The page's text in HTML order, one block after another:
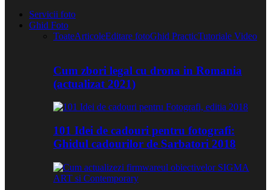
Servicii foto
Ghid Foto
ToateArticoleEditare fotoGhid PracticTutoriale Video
Cum zbori legal cu drona in Romania
(actualizat 2021)
101 Idei de cadouri pentru fotografi:
Ghidul cadourilor de Sarbatori 2018